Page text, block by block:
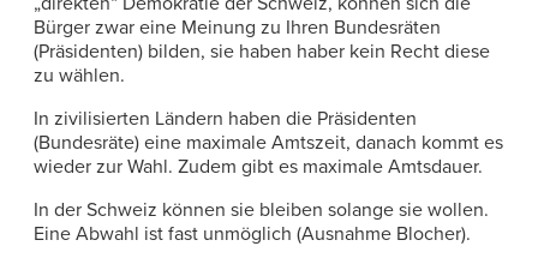
Bürger zwar eine Meinung zu Ihren Bundesräten
(Präsidenten) bilden, sie haben haber kein Recht diese
zu wählen.
In zivilisierten Ländern haben die Präsidenten
(Bundesräte) eine maximale Amtszeit, danach kommt es
wieder zur Wahl. Zudem gibt es maximale Amtsdauer.
In der Schweiz können sie bleiben solange sie wollen.
Eine Abwahl ist fast unmöglich (Ausnahme Blocher).